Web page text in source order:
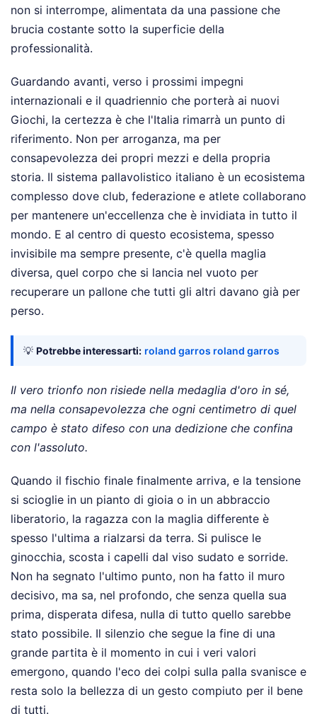
non si interrompe, alimentata da una passione che
brucia costante sotto la superficie della
professionalità.
Guardando avanti, verso i prossimi impegni
internazionali e il quadriennio che porterà ai nuovi
Giochi, la certezza è che l'Italia rimarrà un punto di
riferimento. Non per arroganza, ma per
consapevolezza dei propri mezzi e della propria
storia. Il sistema pallavolistico italiano è un ecosistema
complesso dove club, federazione e atlete collaborano
per mantenere un'eccellenza che è invidiata in tutto il
mondo. E al centro di questo ecosistema, spesso
invisibile ma sempre presente, c'è quella maglia
diversa, quel corpo che si lancia nel vuoto per
recuperare un pallone che tutti gli altri davano già per
perso.
💡 Potrebbe interessarti: roland garros roland garros
Il vero trionfo non risiede nella medaglia d'oro in sé,
ma nella consapevolezza che ogni centimetro di quel
campo è stato difeso con una dedizione che confina
con l'assoluto.
Quando il fischio finale finalmente arriva, e la tensione
si scioglie in un pianto di gioia o in un abbraccio
liberatorio, la ragazza con la maglia differente è
spesso l'ultima a rialzarsi da terra. Si pulisce le
ginocchia, scosta i capelli dal viso sudato e sorride.
Non ha segnato l'ultimo punto, non ha fatto il muro
decisivo, ma sa, nel profondo, che senza quella sua
prima, disperata difesa, nulla di tutto quello sarebbe
stato possibile. Il silenzio che segue la fine di una
grande partita è il momento in cui i veri valori
emergono, quando l'eco dei colpi sulla palla svanisce e
resta solo la bellezza di un gesto compiuto per il bene
di tutti.